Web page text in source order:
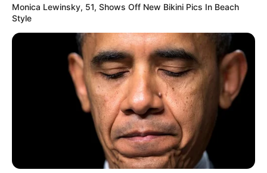
Monica Lewinsky, 51, Shows Off New Bikini Pics In Beach
Style